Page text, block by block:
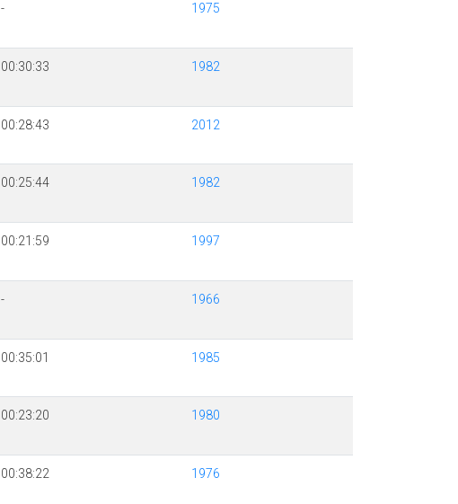
- 1975
00:30:33 1982
00:28:43 2012
00:25:44 1982
00:21:59 1997
- 1966
00:35:01 1985
00:23:20 1980
00:38:22 1976